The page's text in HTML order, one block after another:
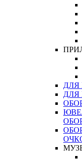
ДЛЯ
ДЛЯ